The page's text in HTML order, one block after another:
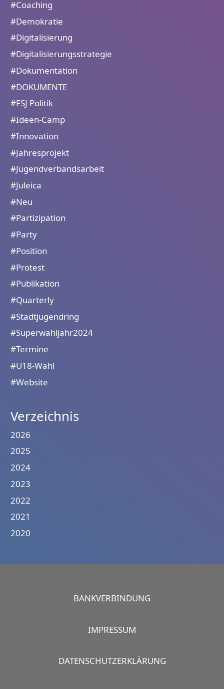
#Coaching
#Demokratie
#Digitalisierung
#Digitalisierungsstrategie
#Dokumentation
#DOKUMENTE
#FSJ Politik
#Ideen-Camp
#Innovation
#Jahresprojekt
#Jugendverbandsarbeit
#Juleica
#Neu
#Partizipation
#Party
#Position
#Protest
#Publikation
#Quarterly
#Stadtjugendring
#Superwahljahr2024
#Termine
#U18-Wahl
#Website
Verzeichnis
2026
2025
2024
2023
2022
2021
2020
BANKVERBINDUNG
IMPRESSUM
DATENSCHUTZERKLÄRUNG